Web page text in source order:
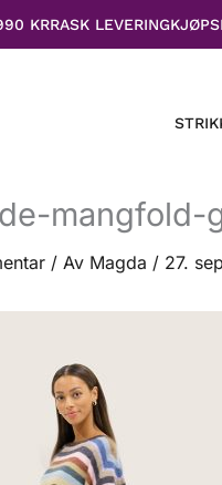
KRRASK LEVERING
/ Av Magda / 27.